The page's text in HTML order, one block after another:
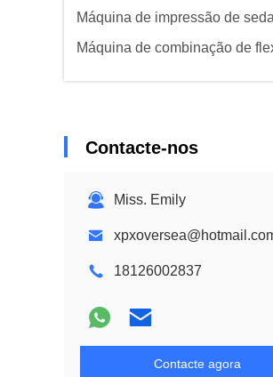
Máquina de impressão de seda
Máquina de combinação de
Contacte-nos
Miss. Emily
18126002837
Contacte agora